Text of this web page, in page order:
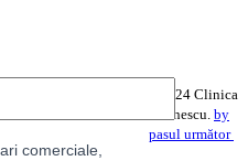
comerciale,
©2024 Clinica
Eminescu. by
pasul următor